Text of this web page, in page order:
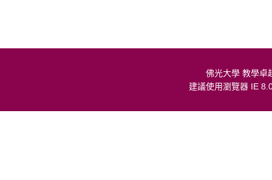
佛光大學 教學
建議使用瀏覽器 IE